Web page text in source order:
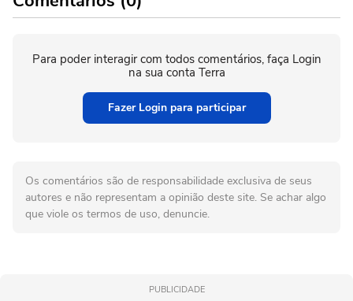
Para poder interagir com todos comentários, faça Login
na sua conta Terra
Fazer Login para participar
Os comentários são de responsabilidade exclusiva de seus
autores e não representam a opinião deste site. Se achar algo
que viole os termos de uso, denuncie.
PUBLICIDADE